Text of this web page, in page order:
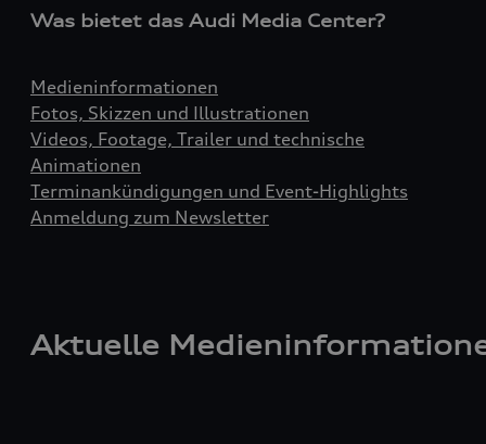
Was bietet das Audi Media Center?
Medieninformationen
Fotos, Skizzen und Illustrationen
Videos, Footage, Trailer und technische
Animationen
Terminankündigungen und Event-Highlights
Anmeldung zum Newsletter
Aktuelle